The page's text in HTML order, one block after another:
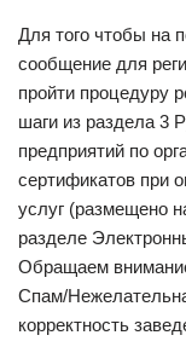
Для того чтобы на
сообщение для
пройти процедуру
шаги из раздела 3
предприятий по
сертификатов при
услуг (размещено
разделе
Обращаем
Спам/
корректность